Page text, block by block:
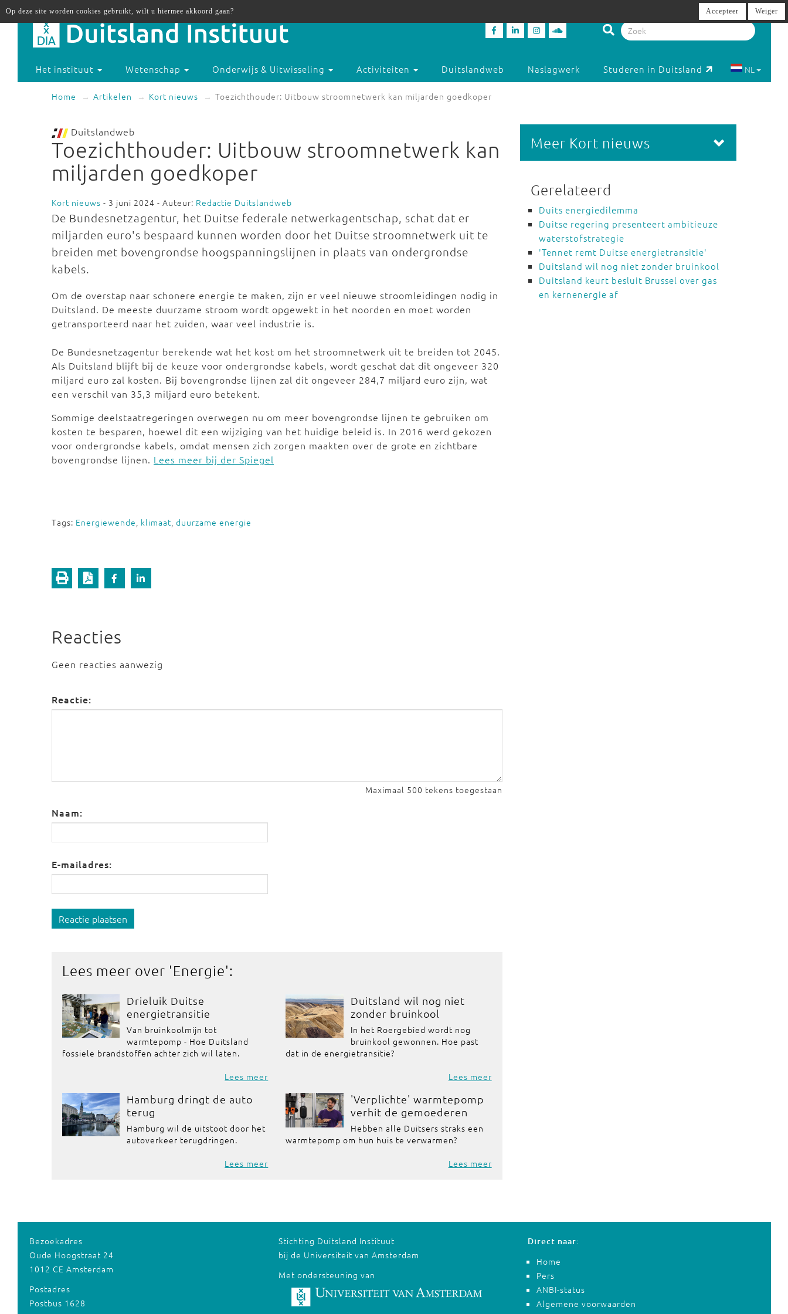
Het instituut Wetenschap Onderwijs & Uitwisseling Activiteiten Duitslandweb Naslagwerk Studeren in Duitsland NL
Home Artikelen Kort nieuws Toezichthouder: Uitbouw stroomnetwerk kan miljarden goedkoper
Duitslandweb
Toezichthouder: Uitbouw stroomnetwerk kan
miljarden goedkoper
Kort nieuws - 3 juni 2024 - Auteur: Redactie Duitslandweb
De Bundesnetzagentur, het Duitse federale netwerkagentschap, schat dat er
miljarden euro's bespaard kunnen worden door het Duitse stroomnetwerk uit te
breiden met bovengrondse hoogspanningslijnen in plaats van ondergrondse
kabels.
Om de overstap naar schonere energie te maken, zijn er veel nieuwe stroomleidingen nodig in
Duitsland. De meeste duurzame stroom wordt opgewekt in het noorden en moet worden
getransporteerd naar het zuiden, waar veel industrie is.
De Bundesnetzagentur berekende wat het kost om het stroomnetwerk uit te breiden tot 2045.
Als Duitsland blijft bij de keuze voor ondergrondse kabels, wordt geschat dat dit ongeveer 320
miljard euro zal kosten. Bij bovengrondse lijnen zal dit ongeveer 284,7 miljard euro zijn, wat
een verschil van 35,3 miljard euro betekent.
Sommige deelstaatregeringen overwegen nu om meer bovengrondse lijnen te gebruiken om
kosten te besparen, hoewel dit een wijziging van het huidige beleid is. In 2016 werd gekozen
voor ondergrondse kabels, omdat mensen zich zorgen maakten over de grote en zichtbare
bovengrondse lijnen. Lees meer bij der Spiegel
Tags: Energiewende, klimaat, duurzame energie
Reacties
Geen reacties aanwezig
Reactie:
Maximaal 500 tekens toegestaan
Naam:
E-mailadres:
Reactie plaatsen
Lees meer over 'Energie':
Drieluik Duitse
energietransitie
Van bruinkoolmijn tot
warmtepomp - Hoe Duitsland
fossiele brandstoffen achter zich wil laten.
Lees meer
Duitsland wil nog niet
zonder bruinkool
In het Roergebied wordt nog
bruinkool gewonnen. Hoe past
dat in de energietransitie?
Lees meer
Hamburg dringt de auto
terug
Hamburg wil de uitstoot door het
autoverkeer terugdringen.
Lees meer
'Verplichte' warmtepomp
verhit de gemoederen
Hebben alle Duitsers straks een
warmtepomp om hun huis te verwarmen?
Lees meer
Meer Kort nieuws
Gerelateerd
Duits energiedilemma
Duitse regering presenteert ambitieuze
waterstofstrategie
'Tennet remt Duitse energietransitie'
Duitsland wil nog niet zonder bruinkool
Duitsland keurt besluit Brussel over gas
en kernenergie af
Bezoekadres
Oude Hoogstraat 24
1012 CE Amsterdam
Postadres
Postbus 1628
Stichting Duitsland Instituut
bij de Universiteit van Amsterdam
Met ondersteuning van
Direct naar:
Home
Pers
ANBI-status
Algemene voorwaarden
Op deze site worden cookies gebruikt, wilt u hiermee akkoord gaan? Accepteer Weiger